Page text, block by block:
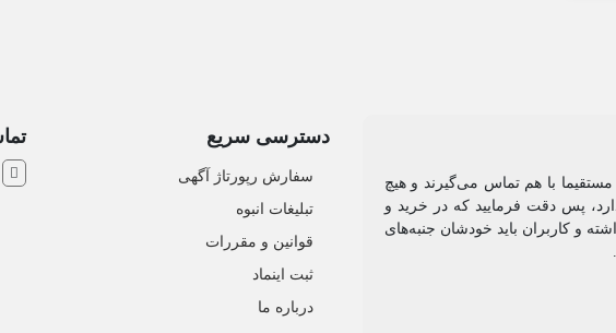
مستقیما با هم تماس می‌گیرند و هیچ
پس دقت فرمایید که در خرید و
و کاربران باید خودشان جنبه‌های
دسترسی سریع
سفارش رپورتاژ آگهی
تبلیغات انبوه
قوانین و مقررات
ثبت اینماد
درباره ما